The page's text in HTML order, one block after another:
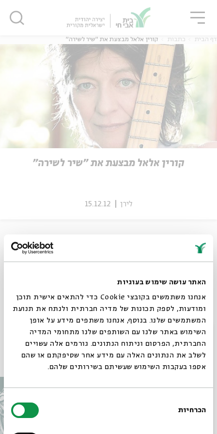
האתר עושה שימוש בעוגיות
אנחנו משתמשים בקובצי Cookie כדי להתאים אישית תוכן
ומודעות, לספק תכונות של מדיה חברתית ולנתח את תנועת
המשתמשים שלנו. בנוסף, אנחנו משתפים מידע על אופן
השימוש באתר שלנו עם השותפים שלנו מתחומי המדיה
החברתית, הפרסום וניתוח הנתונים. גורמים אלה עשויים
לשלב את הנתונים האלה עם מידע אחר שסיפקתם או שהם
אספו בעקבות השימוש שעשיתם בשירותים שלהם.
הסכמה
הכרחיות
אנגלית
דף הבית כתבות קורין אלאל מבצעת את "שיר לשירה"
קורין אלאל מבצעת את "שיר לשירה"
לירן 15.12.12
שיתוף
תגיות: קורין אלאל יהונתן גפן שירי ערש 2062 שיר ערש שיר לשירה
ביצועים מקוריים
עוד בבית אבי חי
סגור
סגור